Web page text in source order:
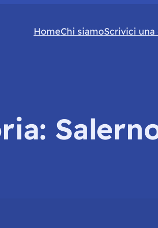
HomeChi siamoScrivici una